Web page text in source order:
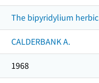
The bipyridylium
CALDERBANK A.
1968